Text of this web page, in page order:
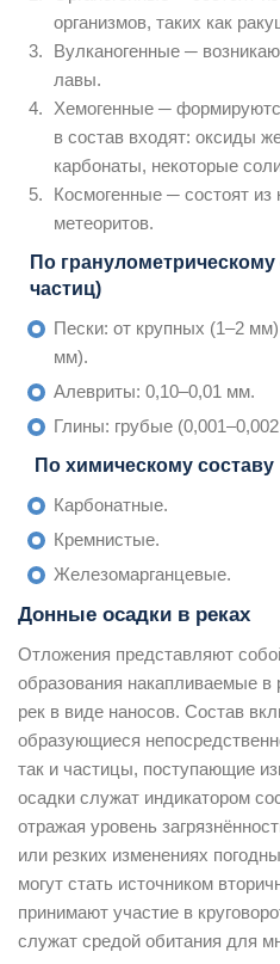
организмов, таких как
Вулканогенные ─
лавы.
Хемогенные ─
в состав входят: оксиды
карбонаты, некоторые
Космогенные ─ состоят
метеоритов.
По
частиц)
Пески: от крупных (1–2
мм).
Алевриты: 0,10–0,01 мм.
Глины: грубые
По химическому составу
Карбонатные.
Кремнистые.
Железомарганцевые.
Донные осадки в реках
Отложения представляют
образования накапливаемые в
рек в виде наносов. Состав
образующиеся
так и частицы, поступающие
осадки служат индикатором
отражая уровень
или резких изменениях
могут стать источником
принимают участие в
служат средой обитания для